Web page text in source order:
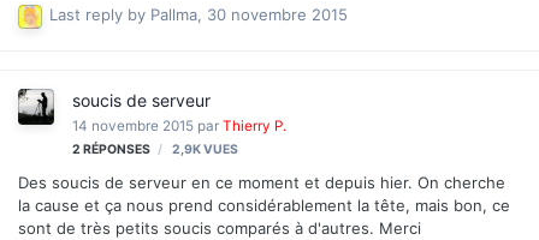
dispositifs appropriés de lutte contre les contenus illicites". Il fait
suite également à la loi du 21 juin 2004 pour la confiance dans
diffamation, calomnie, pro…
Last reply by Pallma, 30 novembre 2015
soucis de serveur
14 novembre 2015 par Thierry P.
2 RÉPONSES 2,9KVUES
Des soucis de serveur en ce moment et depuis hier. On cherche
la cause et ça nous prend considérablement la tête, mais bon, ce
sont de très petits soucis comparés à d'autres. Merci